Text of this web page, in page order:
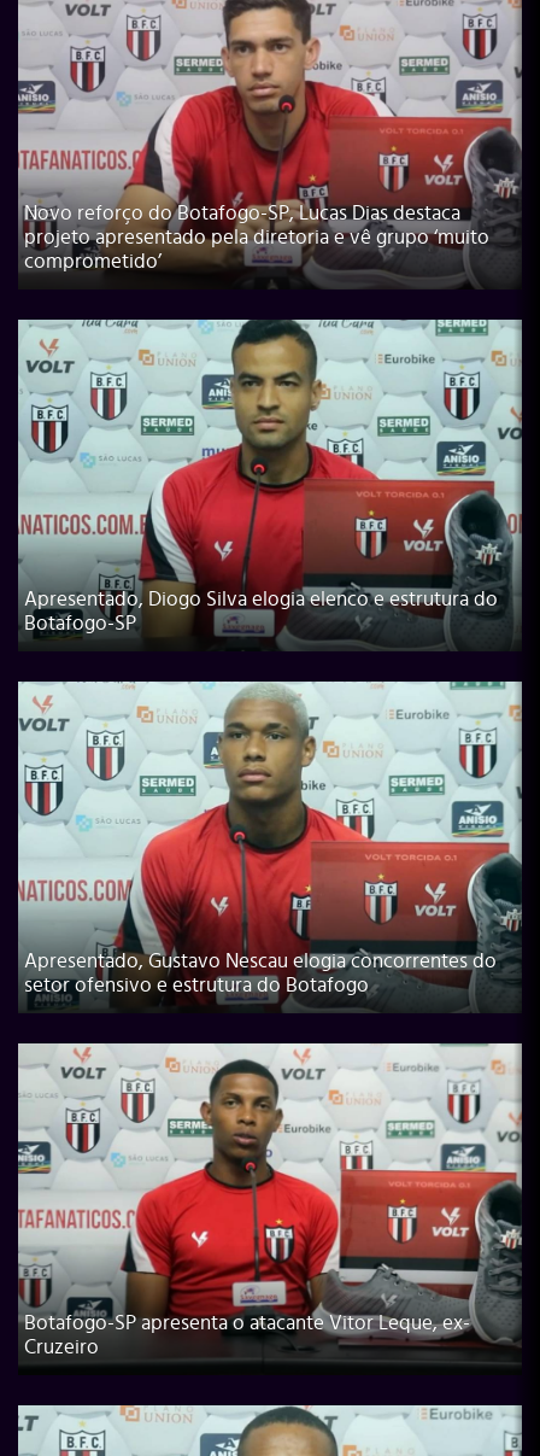
Novo reforço do Botafogo-SP, Lucas Dias destaca
projeto apresentado pela diretoria e vê grupo ‘muito
comprometido’
Apresentado, Diogo Silva elogia elenco e estrutura do
Botafogo-SP
Apresentado, Gustavo Nescau elogia concorrentes do
setor ofensivo e estrutura do Botafogo
Botafogo-SP apresenta o atacante Vitor Leque, ex-
Cruzeiro